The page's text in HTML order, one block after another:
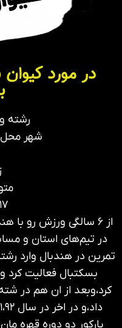
در مورد
رشته
شهر محل
از ۶ سالگی ورزش رو
بسکتبال فعالیت کرد
کرد،وبعد از ان هم در
پارکور دو دوره قهره